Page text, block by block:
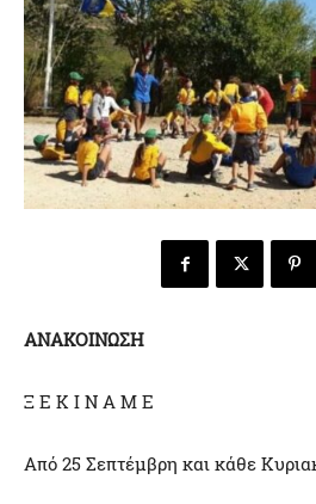
ΑΝΑΚΟΙΝΩΣΗ
Ξ Ε Κ Ι Ν Α Μ Ε
Από 25 Σεπτέμβρη και κάθε